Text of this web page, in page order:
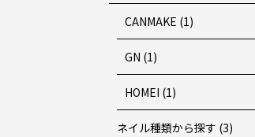
CANMAKE (1)
GN (1)
HOMEI (1)
ネイル種類から探す (3)